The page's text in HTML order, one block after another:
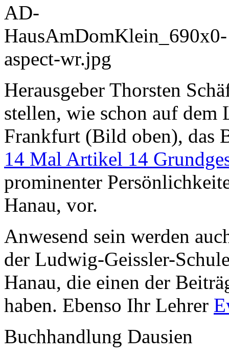
Herausgeber Thorsten
stellen, wie schon auf dem
Frankfurt (Bild oben), das
14 Mal Artikel 14
prominenter
Hanau, vor.
Anwesend sein werden
der Ludwig-Geissler-
Hanau, die einen der
haben. Ebenso Ihr Lehrer
Buchhandlung Dausien